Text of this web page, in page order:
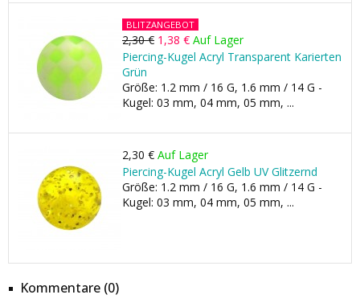
BLITZANGEBOT
2,30 € 1,38 € Auf Lager
Piercing-Kugel Acryl Transparent Karierten
Grün
Größe: 1.2 mm / 16 G, 1.6 mm / 14 G -
Kugel: 03 mm, 04 mm, 05 mm, ...
2,30 € Auf Lager
Piercing-Kugel Acryl Gelb UV Glitzernd
Größe: 1.2 mm / 16 G, 1.6 mm / 14 G -
Kugel: 03 mm, 04 mm, 05 mm, ...
Kommentare (0)